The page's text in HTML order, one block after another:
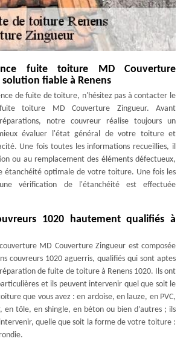
fuite toiture MD Couverture
fiable à Renens
de fuite de toiture, n'hésitez pas à contacter le
toiture MD Couverture Zingueur. Avant
notre couvreur réalise toujours un
évaluer l'état général de votre toiture et
Une fois toutes les informations recueillies, il
ou au remplacement des éléments défectueux,
étanchéité optimale de votre toiture. Une fois les
vérification de l'étanchéité est effectuée
1020 hautement qualifiés à
MD Couverture Zingueur est composée
couvreurs 1020 aguerris, qualifiés qui sont aptes
de fuite de toiture à Renens 1020. Ils ont
et ils peuvent intervenir quel que soit le
que vous avez : en ardoise, en lauze, en PVC,
en tôle, en shingle, en béton ou bien d’autres ; ils
quelle que soit la forme de votre toiture :